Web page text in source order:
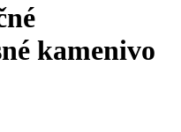
kamenivo